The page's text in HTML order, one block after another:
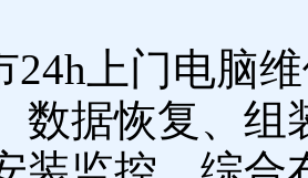
24h上门电脑
数据恢复、